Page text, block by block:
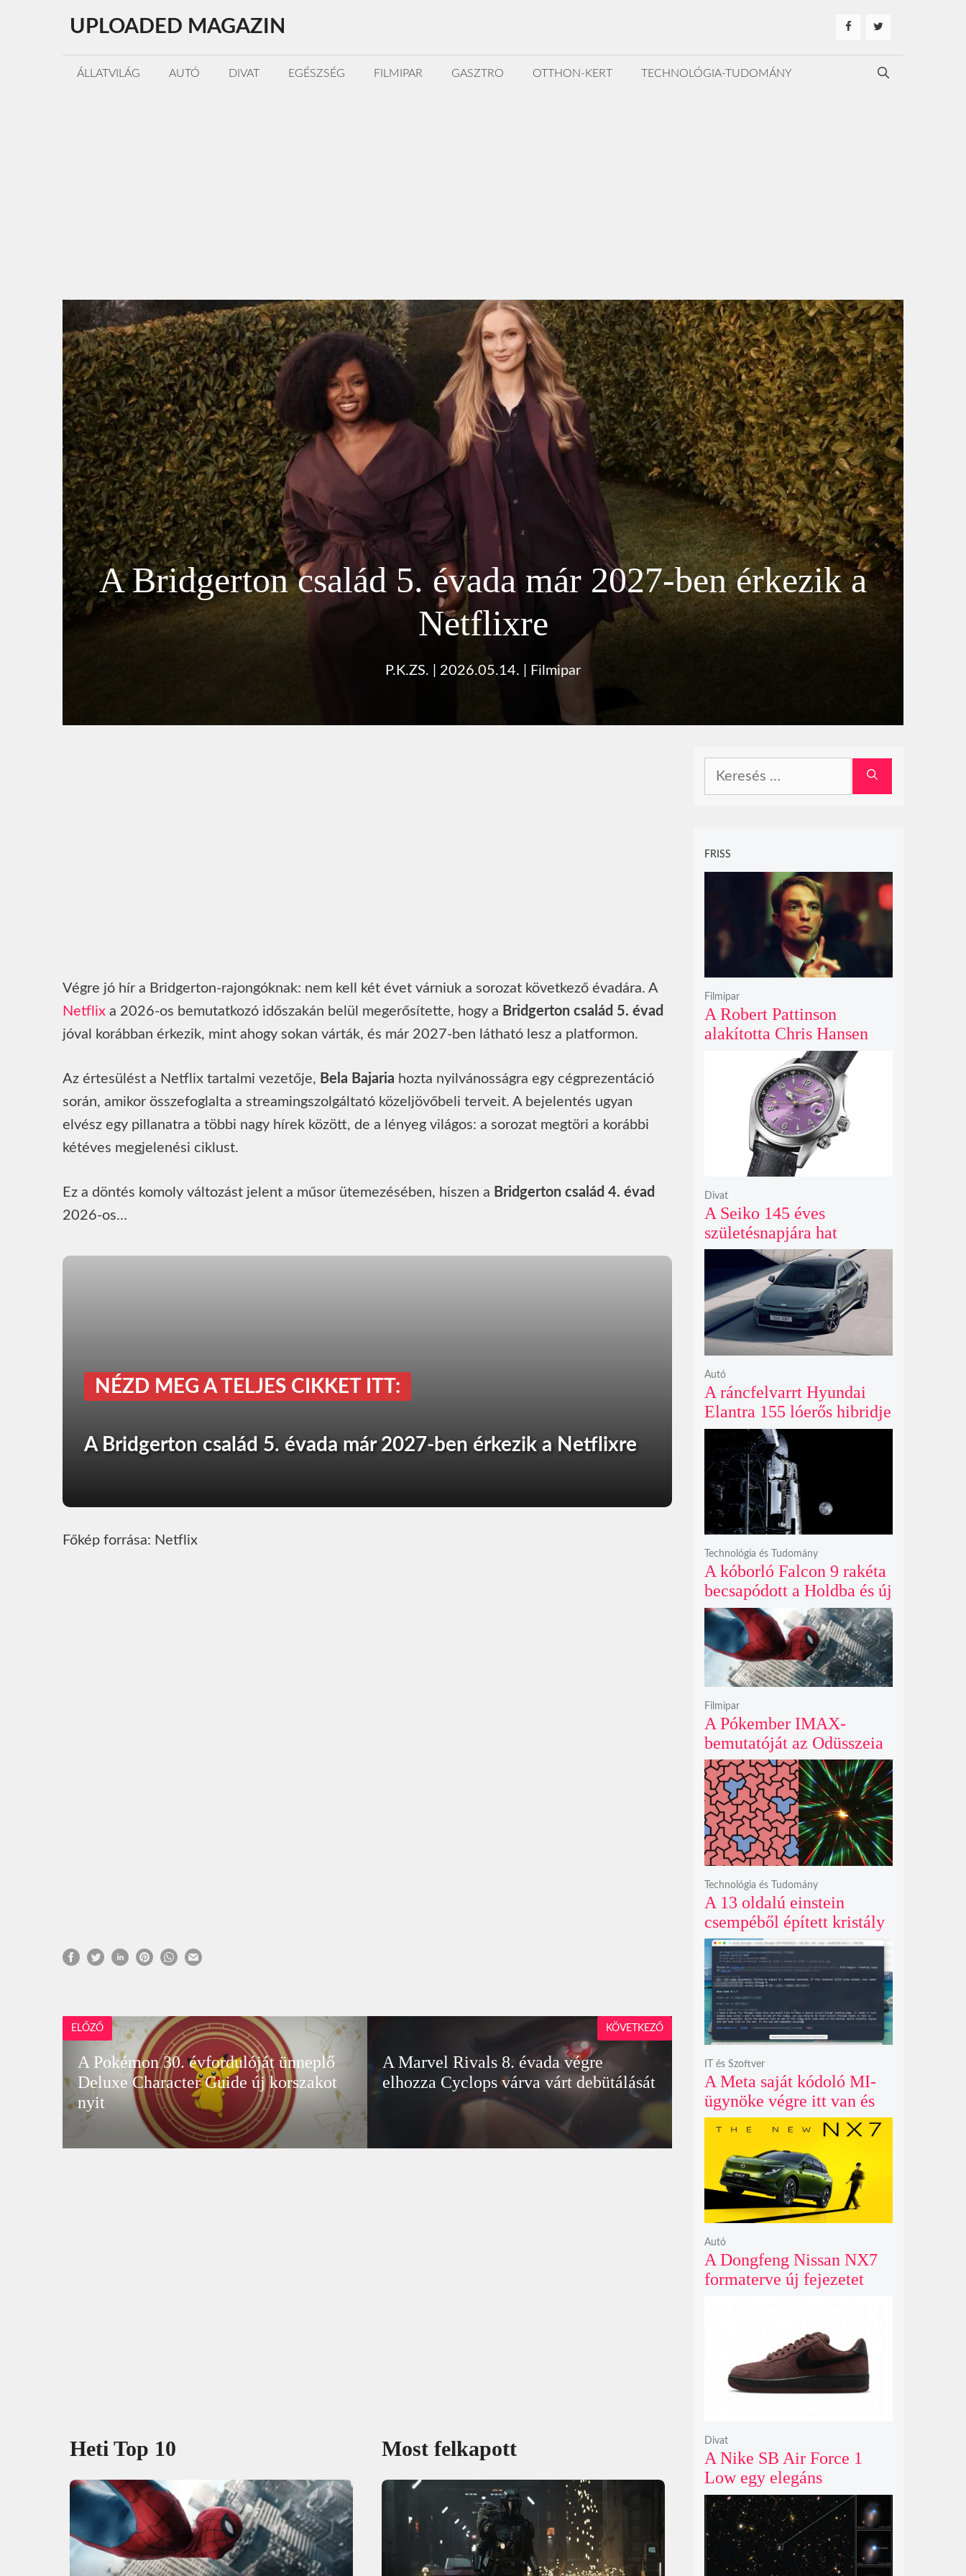
tartalomba
UPLOADED MAGAZIN
ÁLLATVILÁG AUTÓ DIVAT EGÉSZSÉG FILMIPAR GASZTRO OTTHON-KERT TECHNOLÓGIA-TUDOMÁNY
A Bridgerton család 5. évada már 2027-ben érkezik a
Netflixre
P.K.ZS. 2026.05.14. Filmipar
Végre jó hír a Bridgerton-rajongóknak: nem kell két évet várniuk a sorozat következő évadára. A
Netflix a 2026-os bemutatkozó időszakán belül megerősítette, hogy a Bridgerton család 5. évad
jóval korábban érkezik, mint ahogy sokan várták, és már 2027-ben látható lesz a platformon.
Az értesülést a Netflix tartalmi vezetője, Bela Bajaria hozta nyilvánosságra egy cégprezentáció
során, amikor összefoglalta a streamingszolgáltató közeljövőbeli terveit. A bejelentés ugyan
elvész egy pillanatra a többi nagy hírek között, de a lényeg világos: a sorozat megtöri a korábbi
kétéves megjelenési ciklust.
Ez a döntés komoly változást jelent a műsor ütemezésében, hiszen a Bridgerton család 4. évad
2026-os…
NÉZD MEG A TELJES CIKKET ITT:
A Bridgerton család 5. évada már 2027-ben érkezik a Netflixre
Főkép forrása: Netflix
ELŐZŐ
A Pokémon 30. évfordulóját ünneplő
Deluxe Character Guide új korszakot
nyit
A Marvel Rivals 8. évada végre
elhozza Cyclops várva várt debütálását
KÖVETKEZŐ
Heti Top 10 Most felkapott
FRISS
A Robert Pattinson
alakította Chris Hansen
sötét vadászatra indul a
Primetime előzetesében
Filmipar
A Seiko 145 éves
születésnapjára hat
limitált kiadású Edo-lila
számlapos modellt hozott
ki
Divat
A ráncfelvarrt Hyundai
Elantra 155 lóerős hibridje
és prémium utastere
komoly belsőtéri ugrást
hoz
Autó
A kóborló Falcon 9 rakéta
becsapódott a Holdba és új
krátert hagyott maga után
Technológia és Tudomány
A Pókember IMAX-
bemutatóját az Odüsszeia
exkluzív vetítési
időszakának lejárta hozza
el
Filmipar
A 13 oldalú einstein
csempéből épített kristály
példátlanul forgó
csillagmintát vetít a fény
polarizációjától függően
Technológia és Tudomány
A Meta saját kódoló MI-
ügynöke végre itt van és
nem fél belenyúlni a
IT és Szoftver
A Dongfeng Nissan NX7
formaterve új fejezetet
Autó
A Nike SB Air Force 1
Low egy elegáns
világosbarna
színváltozatban bukkant
fel újra
Divat